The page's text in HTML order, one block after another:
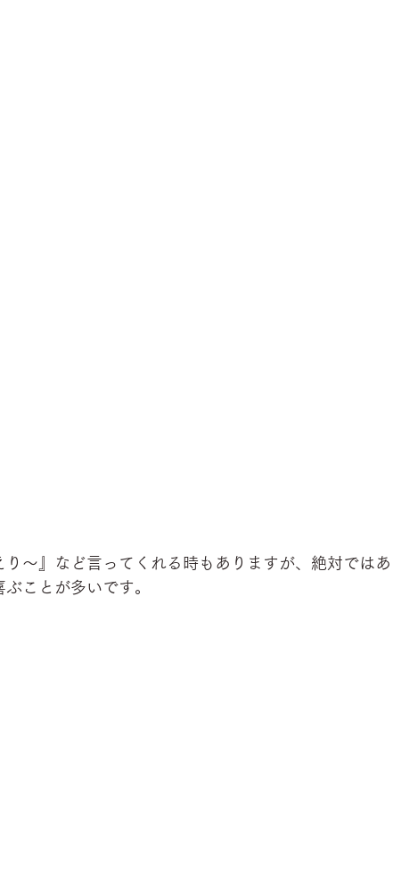
り〜』など言ってくれる時もありますが、絶対では
ことが多いです。